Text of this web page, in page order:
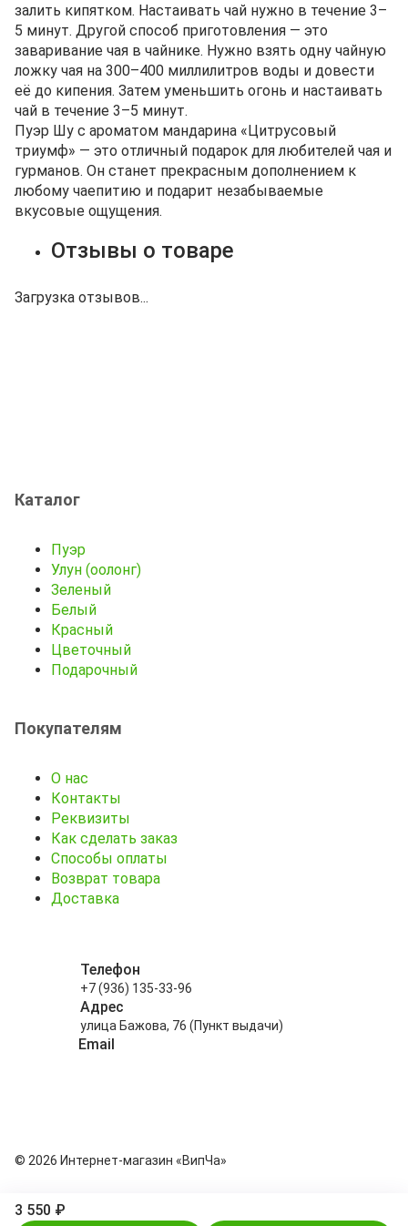
залить кипятком. Настаивать чай нужно в течение 3–
5 минут. Другой способ приготовления — это
заваривание чая в чайнике. Нужно взять одну чайную
ложку чая на 300–400 миллилитров воды и довести
её до кипения. Затем уменьшить огонь и настаивать
чай в течение 3–5 минут.
Пуэр Шу с ароматом мандарина «Цитрусовый
триумф» — это отличный подарок для любителей чая и
гурманов. Он станет прекрасным дополнением к
любому чаепитию и подарит незабываемые
вкусовые ощущения.
3 550 ₽
Отзывы о товаре
Загрузка отзывов...
Каталог
Пуэр
Улун (оолонг)
Зеленый
Белый
Красный
Цветочный
Подарочный
Покупателям
О нас
Контакты
Реквизиты
Как сделать заказ
Способы оплаты
Возврат товара
Доставка
Телефон
+7 (936) 135-33-96
Адрес
улица Бажова, 76 (Пункт выдачи)
Email
© 2026 Интернет-магазин «ВипЧа»